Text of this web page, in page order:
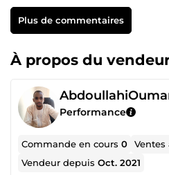
Plus de commentaires
À propos du
Performance
Commande en cours0
Vendeur depuisOct. 2021